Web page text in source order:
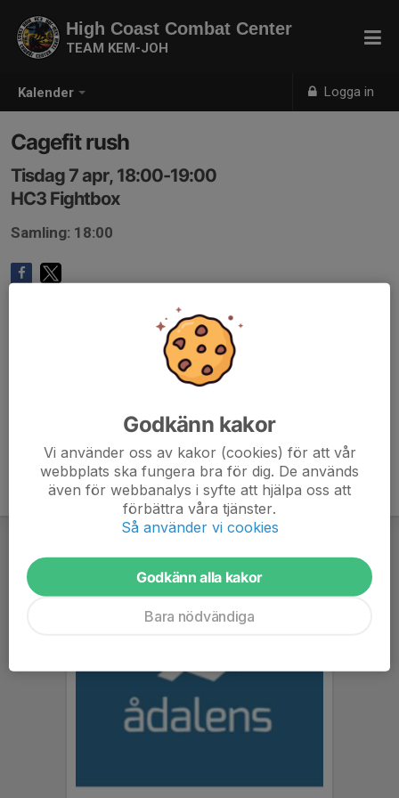
Kalender Logga in
High Coast Combat Center
TEAM KEM-JOH
Cagefit rush
Tisdag 7 apr, 18:00-19:00
HC3 Fightbox
Samling: 18:00
Godkänn kakor
Vi använder oss av kakor (cookies) för att vår
webbplats ska fungera bra för dig. De används
även för webbanalys i syfte att hjälpa oss att
förbättra våra tjänster.
Så använder vi cookies
Godkänn alla kakor
Bara nödvändiga